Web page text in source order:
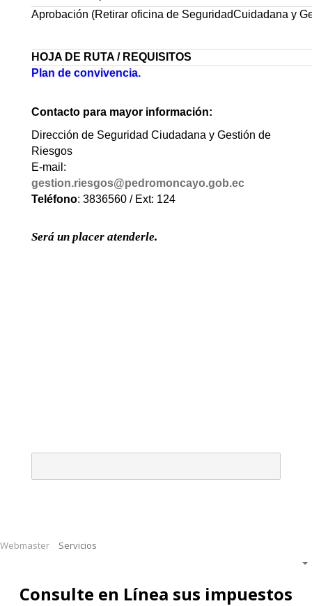
Aprobación (Retirar oficina de SeguridadCuidadana y
HOJA DE RUTA / REQUISITOS
Plan de
Contacto para mayor información:
Dirección de Seguridad Ciudadana y Gestión de
Riesgos
E-mail:
gestion.riesgos@pedromoncayo.gob.ec
Teléfono: 3836560 / Ext: 124
Será un placer atenderle.
Webmaster Servicios
Consulte en Línea sus impuestos